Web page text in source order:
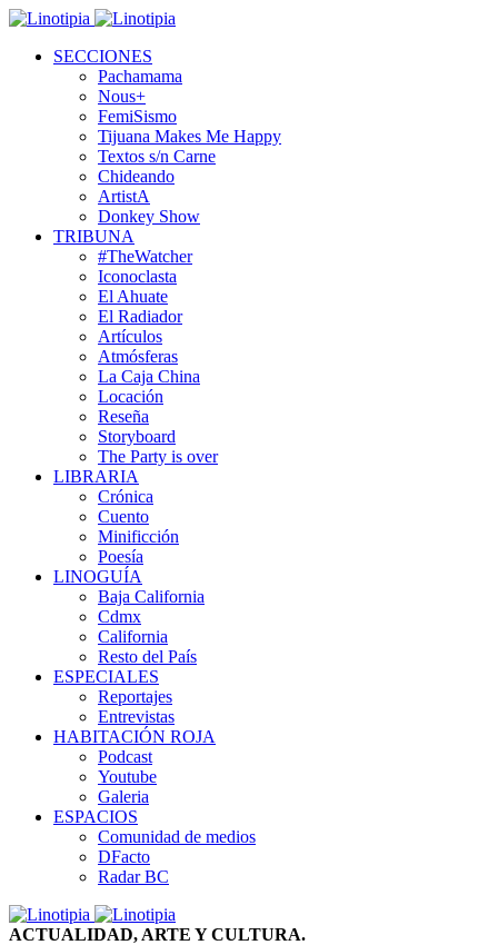
SECCIONES
Pachamama
Nous+
FemiSismo
Tijuana Makes Me Happy
Textos s/n Carne
Chideando
ArtistA
Donkey Show
TRIBUNA
#TheWatcher
Iconoclasta
El Ahuate
El Radiador
Artículos
Atmósferas
La Caja China
Locación
Reseña
Storyboard
The Party is over
LIBRARIA
Crónica
Cuento
Minificción
Poesía
LINOGUÍA
Baja California
Cdmx
California
Resto del País
ESPECIALES
Reportajes
Entrevistas
HABITACIÓN ROJA
Podcast
Youtube
Galeria
ESPACIOS
Comunidad de medios
DFacto
Radar BC
ACTUALIDAD, ARTE Y CULTURA.